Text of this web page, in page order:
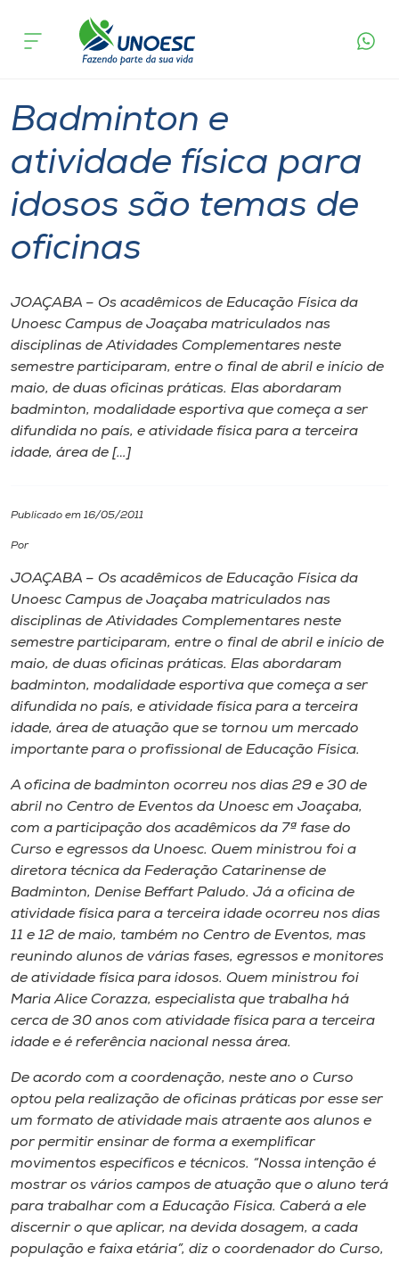
Cursos
Pesquisa
Atendimento ao Estudante
Portal de Ensino
A
Internacionalização
I.nova
Cultura
CPA
Biblioteca
Editora
Rádio
Museu
Unoesc
Store
Selecione
o idioma
A-
acontece
Badminton e
atividade física para
idosos são temas de
oficinas
JOAÇABA – Os acadêmicos de Educação Física da
Unoesc Campus de Joaçaba matriculados nas
disciplinas de Atividades Complementares neste
semestre participaram, entre o final de abril e início de
maio, de duas oficinas práticas. Elas abordaram
badminton, modalidade esportiva que começa a ser
difundida no país, e atividade física para a terceira
idade, área de […]
Publicado em 16/05/2011
Por
JOAÇABA – Os acadêmicos de Educação Física da
Unoesc Campus de Joaçaba matriculados nas
disciplinas de Atividades Complementares neste
semestre participaram, entre o final de abril e início de
maio, de duas oficinas práticas. Elas abordaram
badminton, modalidade esportiva que começa a ser
difundida no país, e atividade física para a terceira
idade, área de atuação que se tornou um mercado
importante para o profissional de Educação Física.
A oficina de badminton ocorreu nos dias 29 e 30 de
abril no Centro de Eventos da Unoesc em Joaçaba,
com a participação dos acadêmicos da 7ª fase do
Curso e egressos da Unoesc. Quem ministrou foi a
diretora técnica da Federação Catarinense de
Badminton, Denise Beffart Paludo. Já a oficina de
atividade física para a terceira idade ocorreu nos dias
11 e 12 de maio, também no Centro de Eventos, mas
reunindo alunos de várias fases, egressos e monitores
de atividade física para idosos. Quem ministrou foi
Maria Alice Corazza, especialista que trabalha há
cerca de 30 anos com atividade física para a terceira
idade e é referência nacional nessa área.
De acordo com a coordenação, neste ano o Curso
optou pela realização de oficinas práticas por esse ser
um formato de atividade mais atraente aos alunos e
por permitir ensinar de forma a exemplificar
movimentos específicos e técnicos. “Nossa intenção é
mostrar os vários campos de atuação que o aluno terá
para trabalhar com a Educação Física. Caberá a ele
discernir o que aplicar, na devida dosagem, a cada
população e faixa etária”, diz o coordenador do Curso,